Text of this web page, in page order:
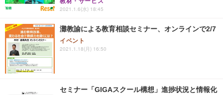
2021.1.6(水) 18:45
灘教諭による教育相談セミナー、オンラインで2/7
イベント
2021.1.18(月) 16:50
セミナー「GIGAスクール構想」進捗状況と情報化